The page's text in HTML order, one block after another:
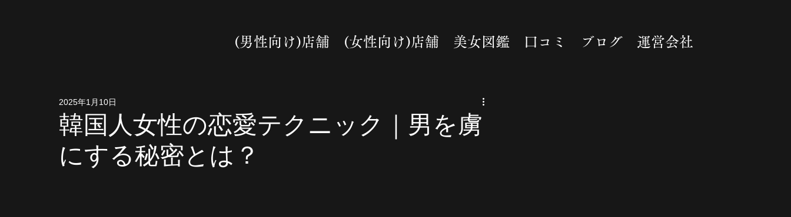
(男性向け)店舗 (女性向け)店舗 美女図鑑 口コミ ブログ 運営会社
韓国人女性の恋愛テクニック｜男を虜
にする秘密とは？
2025年1月10日